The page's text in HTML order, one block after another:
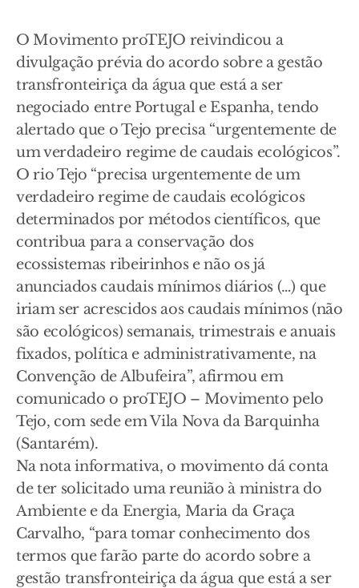
O Movimento proTEJO reivindicou a
divulgação prévia do acordo sobre a gestão
transfronteiriça da água que está a ser
negociado entre Portugal e Espanha, tendo
alertado que o Tejo precisa “urgentemente de
um verdadeiro regime de caudais ecológicos”.
O rio Tejo “precisa urgentemente de um
verdadeiro regime de caudais ecológicos
determinados por métodos científicos, que
contribua para a conservação dos
ecossistemas ribeirinhos e não os já
anunciados caudais mínimos diários (…) que
iriam ser acrescidos aos caudais mínimos (não
são ecológicos) semanais, trimestrais e anuais
fixados, política e administrativamente, na
Convenção de Albufeira”, afirmou em
comunicado o proTEJO – Movimento pelo
Tejo, com sede em Vila Nova da Barquinha
(Santarém).
Na nota informativa, o movimento dá conta
de ter solicitado uma reunião à ministra do
Ambiente e da Energia, Maria da Graça
Carvalho, “para tomar conhecimento dos
termos que farão parte do acordo sobre a
gestão transfronteiriça da água que está a ser